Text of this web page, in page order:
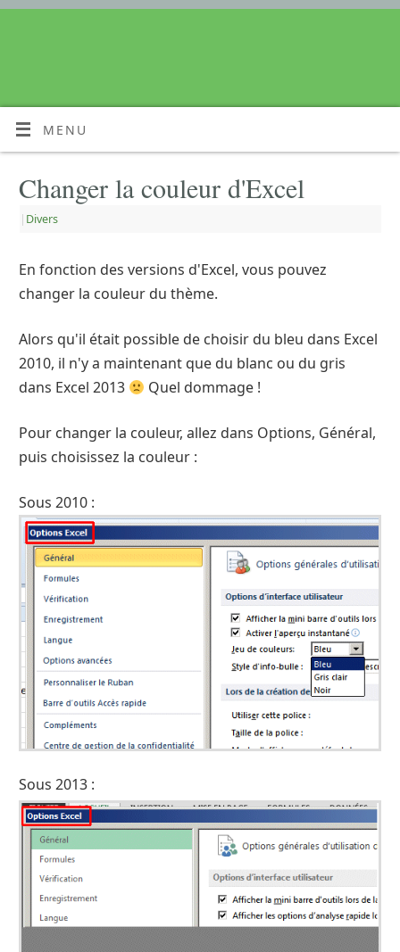
MENU
Changer la couleur d'Excel
| Divers
En fonction des versions d'Excel, vous pouvez
changer la couleur du thème.
Alors qu'il était possible de choisir du bleu dans Excel
2010, il n'y a maintenant que du blanc ou du gris
dans Excel 2013
Quel dommage !
Pour changer la couleur, allez dans Options, Général,
puis choisissez la couleur :
Sous 2010 :
Sous 2013 :